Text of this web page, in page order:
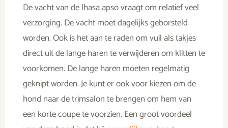
De vacht van de lhasa apso vraagt om relatief veel
verzorging. De vacht moet dagelijks geborsteld
worden. Ook is het aan te raden om vuil als takjes
direct uit de lange haren te verwijderen om klitten te
voorkomen. De lange haren moeten regelmatig
geknipt worden. Je kunt er ook voor kiezen om de
hond naar de trimsalon te brengen om hem van
een korte coupe te voorzien. Een groot voordeel